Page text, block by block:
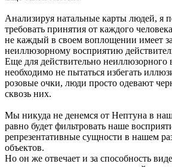
Анализируя натальные карты людей, я
требовать принятия от каждого
не каждый в своем воплощении имеет
неиллюзорному восприятию
Еще для действительно неиллюзорного
необходимо не пытаться избегать
розовые очки, люди просто одевают
сквозь них.
Мы никуда не денемся от Нептуна в
равно будет фильтровать наше
репрезентативные сущности в нашем
объектов.
Но он же отвечает и за способность